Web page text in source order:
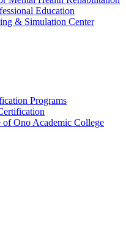
Education
& Simulation Center
Programs
Ono Academic College